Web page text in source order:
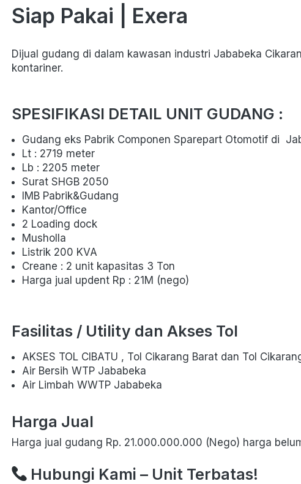
Siap Pakai | Exera
Dijual gudang di dalam kawasan industri Jababeka
kontariner.
SPESIFIKASI DETAIL UNIT GUDANG :
Gudang eks Pabrik Componen Sparepart Otomotif di
Lt : 2719 meter
Lb : 2205 meter
Surat SHGB 2050
IMB Pabrik&Gudang
Kantor/Office
2 Loading dock
Musholla
Listrik 200 KVA
Creane : 2 unit kapasitas 3 Ton
Harga jual updent Rp : 21M (nego)
Fasilitas / Utility dan Akses Tol
AKSES TOL CIBATU , Tol Cikarang Barat dan Tol
Air Bersih WTP Jababeka
Air Limbah WWTP Jababeka
Harga Jual
Harga jual gudang Rp. 21.000.000.000 (Nego) harga
Hubungi Kami – Unit Terbatas!